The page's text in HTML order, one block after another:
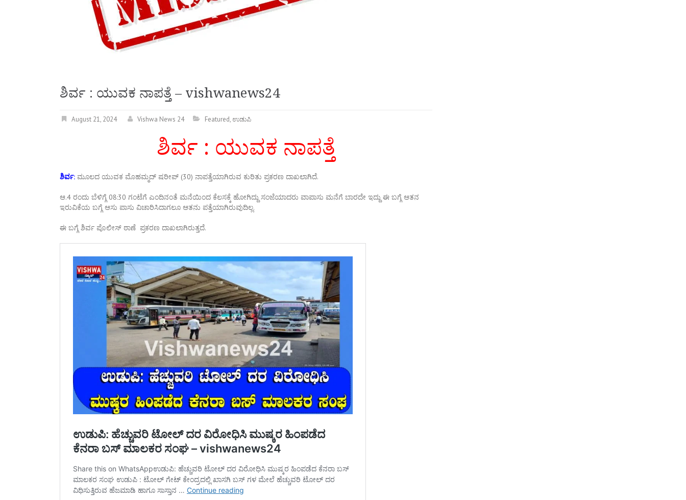
ಶಿರ್ವ : ಯುವಕ ನಾಪತ್ತೆ – vishwanews24
August 21, 2024 Vishwa News 24 Featured,ಉಡುಪಿ
ಶಿರ್ವ : ಯುವಕ ನಾಪತ್ತೆ
ಶಿರ್ವ: ಮೂಲದ ಯುವಕ ಮೊಹಮ್ಮದ್‌ ಷರೀಪ್‌ (30) ನಾಪತ್ತೆಯಾಗಿರುವ ಕುರಿತು ಪ್ರಕರಣ ದಾಖಲಾಗಿದೆ.
ಆ.4 ರಂದು ಬೆಳಿಗ್ಗೆ 08:30 ಗಂಟೆಗೆ ಎಂದಿನಂತೆ ಮನೆಯಿಂದ ಕೆಲಸಕ್ಕೆ ಹೋಗಿದ್ದು ಸಂಜೆಯಾದರು ವಾಪಾಸು ಮನೆಗೆ ಬಾರದೇ ಇದ್ದು ಈ ಬಗ್ಗೆ ಆತನ
ಇರುವಿಕೆಯ ಬಗ್ಗೆ ಆಸು ಪಾಸು ವಿಚಾರಿಸಿದಾಗಲೂ ಆತನು ಪತ್ತೆಯಾಗಿರುವುದಿಲ್ಲ.
ಈ ಬಗ್ಗೆ ಶಿರ್ವ ಪೊಲೀಸ್ ಠಾಣೆ ಪ್ರಕರಣ ದಾಖಲಾಗಿರುತ್ತದೆ.